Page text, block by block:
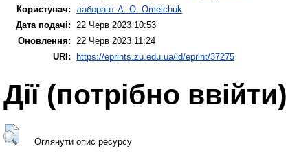
Користувач: лаборант A. O. Omelchuk
Дата подачі: 22 Черв 2023 10:53
Оновлення: 22 Черв 2023 11:24
URI:
https://eprints.zu.edu.ua/id/eprint/37275
Дії ​​(потрібно ввійти)
Оглянути опис ресурсу